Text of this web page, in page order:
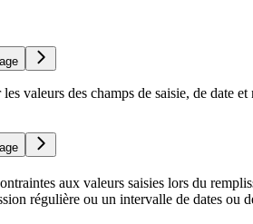
valeurs des champs de saisie, de date
aux valeurs saisies lors du
régulière ou un intervalle de dates ou